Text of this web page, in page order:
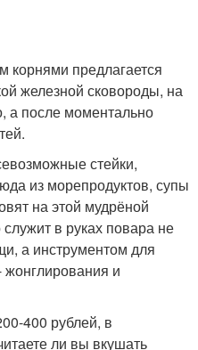
корнями предлагается
железной сковороды, на
а после моментально
стейки,
из морепродуктов, супы
на этой мудрёной
в руках повара не
а инструментом для
жонглирования и
400 рублей, в
ли вы вкушать